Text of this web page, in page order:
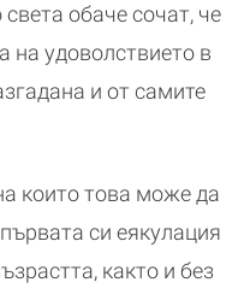
обаче сочат, че
на удоволствието в
и от самите
които това може да
си еякулация
както и без